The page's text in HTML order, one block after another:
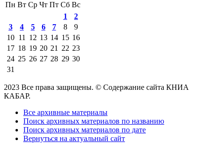
Пн Вт Ср Чт Пт Сб Вс
1
2
3
4 5 6 7 8
9
10 11 12 13 14 15 16
17 18 19 20 21 22 23
24 25 26 27 28 29 30
31
2023 Все права защищены. © Содержание сайта КНИА
КАБАР.
Все архивные материалы
Поиск архивных материалов по названию
Поиск архивных материалов по дате
Вернуться на актуальный сайт